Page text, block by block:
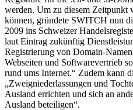
werden. Um zu diesem Zeitpunkt
können, gründete SWITCH nun
2009 ins Schweizer
laut Eintrag zukünftig
Registrierung von Domain-
Webseiten und Softwarevertrieb
rund ums Internet.“ Zudem kann
„Zweigniederlassungen und
Ausland errichten und sich an
Ausland beteiligen“.